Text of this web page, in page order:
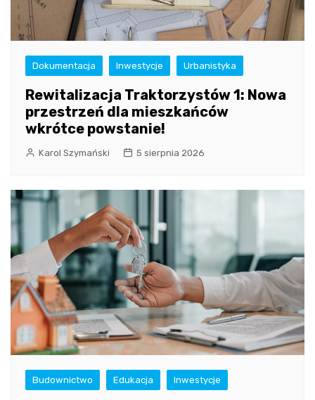
Dokumentacja Inwestycje Urbanistyka
Rewitalizacja Traktorzystów 1: Nowa
przestrzeń dla mieszkańców
wkrótce powstanie!
Karol Szymański 5 sierpnia 2026
Budownictwo Edukacja Inwestycje